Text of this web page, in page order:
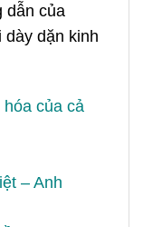
dẫn của
dặn kinh
của cả
– Anh